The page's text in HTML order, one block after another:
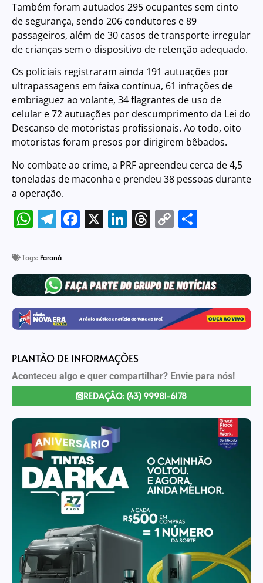
Também foram autuados 295 ocupantes sem cinto
de segurança, sendo 206 condutores e 89
passageiros, além de 30 casos de transporte irregular
de crianças sem o dispositivo de retenção adequado.
Os policiais registraram ainda 191 autuações por
ultrapassagens em faixa contínua, 61 infrações de
embriaguez ao volante, 34 flagrantes de uso de
celular e 72 autuações por descumprimento da Lei do
Descanso de motoristas profissionais. Ao todo, oito
motoristas foram presos por dirigirem bêbados.
No combate ao crime, a PRF apreendeu cerca de 4,5
toneladas de maconha e prendeu 38 pessoas durante
a operação.
WhatsApp
Telegram
Facebook
X LinkedIn
Threads
Copy
Tags: Paraná
PLANTÃO DE INFORMAÇÕES
Aconteceu algo e quer compartilhar? Envie para nós!
REDAÇÃO: (43) 99981-6178